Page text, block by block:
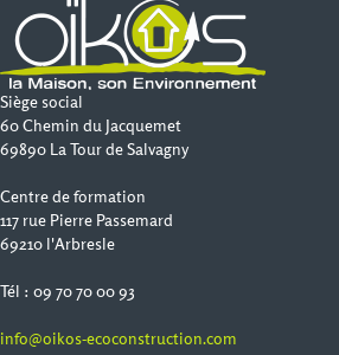
Siège social
60 Chemin du Jacquemet
69890 La Tour de Salvagny
Centre de formation
117 rue Pierre Passemard
69210 l'Arbresle
Tél : 09 70 70 00 93
info@oikos-ecoconstruction.com